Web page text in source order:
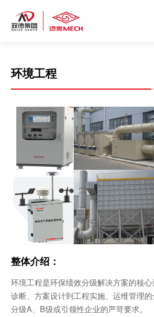
环境工程
整体介绍：
环境工程是环保绩效分级解决方案的核
诊断、方案设计到工程实施、运维管理
分级A、B级或引领性企业的严苛要求。